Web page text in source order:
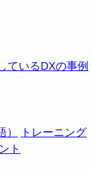
ているDXの事例
トレーニング
ト